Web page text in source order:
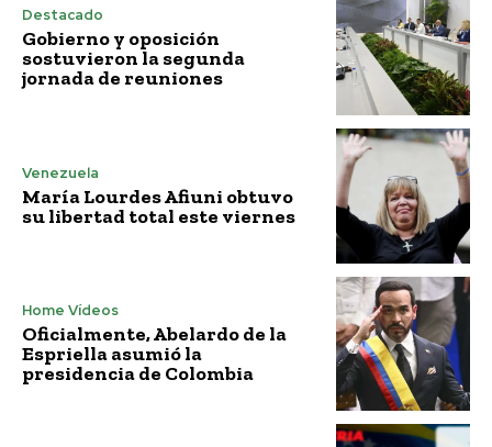
Destacado
Gobierno y oposición
sostuvieron la segunda
jornada de reuniones
Venezuela
María Lourdes Afiuni obtuvo
su libertad total este viernes
Home Vídeos
Oficialmente, Abelardo de la
Espriella asumió la
presidencia de Colombia